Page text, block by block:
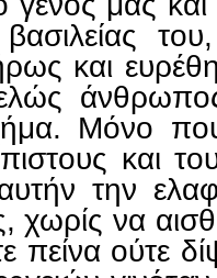
βασιλείας
και
Μόνο
και
την
χωρίς να
πείνα ούτε